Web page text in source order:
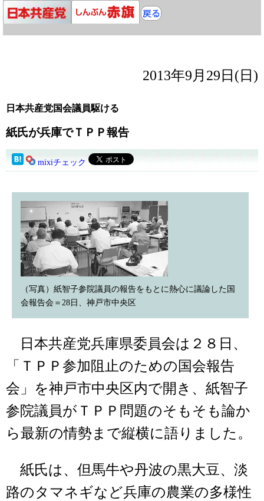
2013年9月29日(日)
日本共産党国会議員駆ける
紙氏が兵庫でＴＰＰ報告
mixiチェック
（写真）紙智子参院議員の報告をもとに熱心に議論した国
会報告会＝28日、神戸市中央区
日本共産党兵庫県委員会は２８日、
「ＴＰＰ参加阻止のための国会報告
会」を神戸市中央区内で開き、紙智子
参院議員がＴＰＰ問題のそもそも論か
ら最新の情勢まで縦横に語りました。
紙氏は、但馬牛や丹波の黒大豆、淡
路のタマネギなど兵庫の農業の多様性